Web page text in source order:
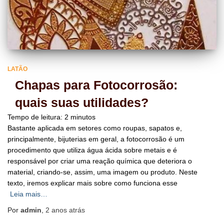
LATÃO
Chapas para Fotocorrosão:
quais suas utilidades?
Tempo de leitura: 2 minutos
Bastante aplicada em setores como roupas, sapatos e,
principalmente, bijuterias em geral, a fotocorrosão é um
procedimento que utiliza água ácida sobre metais e é
responsável por criar uma reação química que deteriora o
material, criando-se, assim, uma imagem ou produto. Neste
texto, iremos explicar mais sobre como funciona esse
Leia mais…
Por admin 2 anos atrás